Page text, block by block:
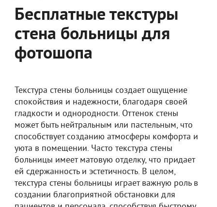
Бесплатные текстуры
стена больницы для
фотошопа
Текстура стены больницы создает ощущение
спокойствия и надежности, благодаря своей
гладкости и однородности. Оттенок стены
может быть нейтральным или пастельным, что
способствует созданию атмосферы комфорта и
уюта в помещении. Часто текстура стены
больницы имеет матовую отделку, что придает
ей сдержанность и эстетичность. В целом,
текстура стены больницы играет важную роль в
создании благоприятной обстановки для